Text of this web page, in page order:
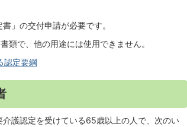
」の交付申請が必要です。
類で、他の用途には使用できません。
認定要綱
護認定を受けている65歳以上の人で、次のい